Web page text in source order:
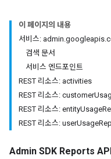
이 페이지의 내용
서비스:
검색 문서
서비스 엔드포인트
REST 리소스: activities
REST 리소스:
REST 리소스:
REST 리소스:
Admin SDK Reports